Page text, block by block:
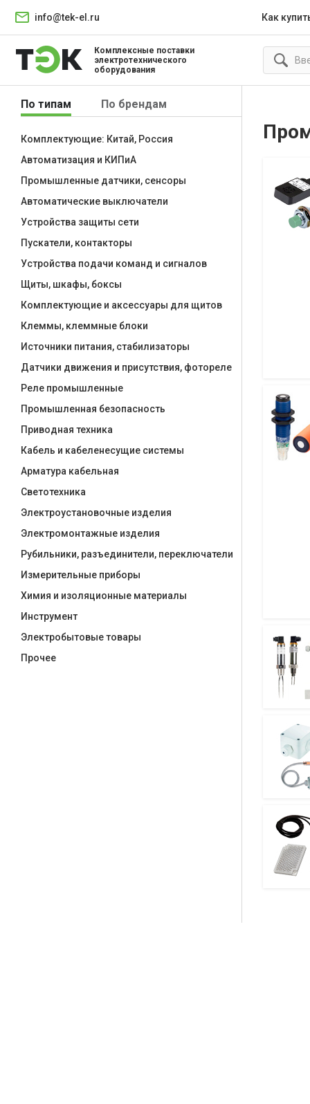
info@tek-el.ru Как
Комплексные поставки
электротехнического
оборудования
По типам По брендам
Комплектующие: Китай, Россия
Автоматизация и КИПиА
Промышленные датчики, сенсоры
Автоматические выключатели
Устройства защиты сети
Пускатели, контакторы
Устройства подачи команд и сигналов
Щиты, шкафы, боксы
Комплектующие и аксессуары для щитов
Клеммы, клеммные блоки
Источники питания, стабилизаторы
Датчики движения и присутствия, фотореле
Реле промышленные
Промышленная безопасность
Приводная техника
Кабель и кабеленесущие системы
Арматура кабельная
Светотехника
Электроустановочные изделия
Электромонтажные изделия
Рубильники, разъединители, переключатели
Измерительные приборы
Химия и изоляционные материалы
Инструмент
Электробытовые товары
Прочее